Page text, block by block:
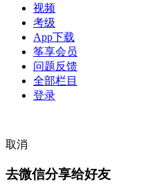
视频
考级
App下载
筝享会员
问题反馈
全部栏目
登录
取消
去微信分享给好友